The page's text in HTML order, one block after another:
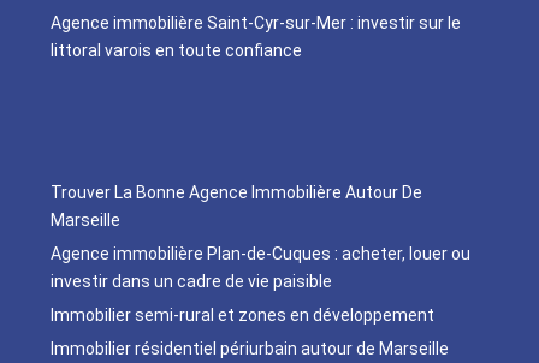
Agence immobilière Saint-Cyr-sur-Mer : investir sur le
littoral varois en toute confiance
Trouver La Bonne Agence Immobilière Autour De
Marseille
Agence immobilière Plan-de-Cuques : acheter, louer ou
investir dans un cadre de vie paisible
Immobilier semi-rural et zones en développement
Immobilier résidentiel périurbain autour de Marseille